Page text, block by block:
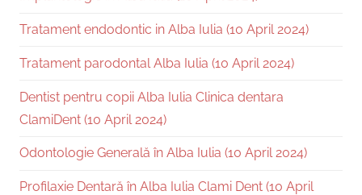
Tratament endodontic in Alba Iulia (10 April 2024)
Tratament parodontal Alba Iulia (10 April 2024)
Dentist pentru copii Alba Iulia Clinica dentara
ClamiDent (10 April 2024)
Odontologie Generală în Alba Iulia (10 April 2024)
Profilaxie Dentară în Alba Iulia Clami Dent (10 April